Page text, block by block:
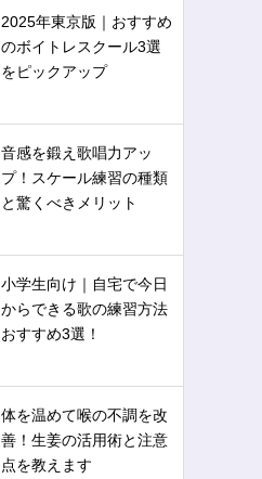
2025年東京版｜おすすめ
のボイトレスクール3選
をピックアップ
音感を鍛え歌唱力アッ
プ！スケール練習の種類
と驚くべきメリット
小学生向け｜自宅で今日
からできる歌の練習方法
おすすめ3選！
体を温めて喉の不調を改
善！生姜の活用術と注意
点を教えます